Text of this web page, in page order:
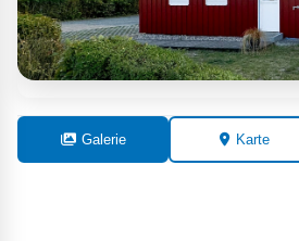
Galerie Karte